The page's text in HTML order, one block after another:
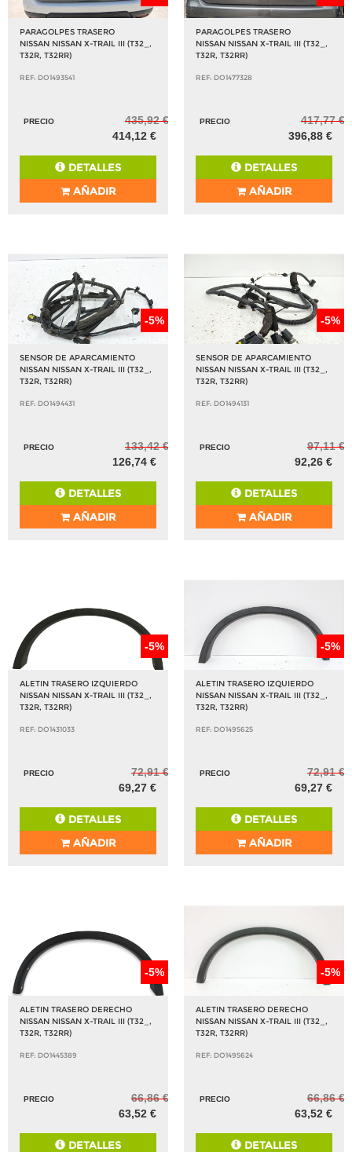
PARAGOLPES TRASERO
NISSAN NISSAN X-TRAIL III (T32_,
T32R, T32RR)
REF: DO1493541
PRECIO
435,92 €
414,12 €
DETALLES
AÑADIR
PARAGOLPES TRASERO
NISSAN NISSAN X-TRAIL III (T32_,
T32R, T32RR)
REF: DO1477328
PRECIO
417,77 €
396,88 €
DETALLES
AÑADIR
-5%
SENSOR DE APARCAMIENTO
NISSAN NISSAN X-TRAIL III (T32_,
T32R, T32RR)
REF: DO1494431
PRECIO
133,42 €
126,74 €
DETALLES
AÑADIR
-5%
SENSOR DE APARCAMIENTO
NISSAN NISSAN X-TRAIL III (T32_,
T32R, T32RR)
REF: DO1494131
PRECIO
97,11 €
92,26 €
DETALLES
AÑADIR
-5%
ALETIN TRASERO IZQUIERDO
NISSAN NISSAN X-TRAIL III (T32_,
T32R, T32RR)
REF: DO1431033
PRECIO
72,91 €
69,27 €
DETALLES
AÑADIR
-5%
ALETIN TRASERO IZQUIERDO
NISSAN NISSAN X-TRAIL III (T32_,
T32R, T32RR)
REF: DO1495625
PRECIO
72,91 €
69,27 €
DETALLES
AÑADIR
-5%
ALETIN TRASERO DERECHO
NISSAN NISSAN X-TRAIL III (T32_,
T32R, T32RR)
REF: DO1445389
PRECIO
66,86 €
63,52 €
DETALLES
-5%
ALETIN TRASERO DERECHO
NISSAN NISSAN X-TRAIL III (T32_,
T32R, T32RR)
REF: DO1495624
PRECIO
66,86 €
63,52 €
DETALLES